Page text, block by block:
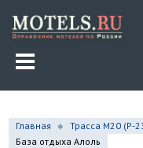
Главная Трасса М20 (Р-
База отдыха Алоль